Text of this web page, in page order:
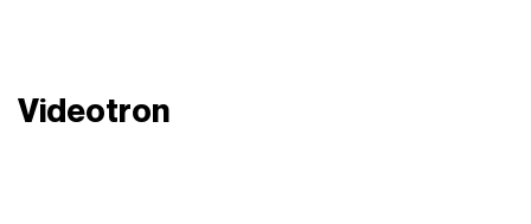
Videotron